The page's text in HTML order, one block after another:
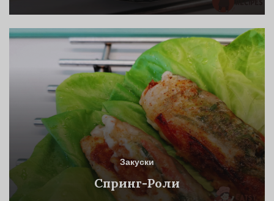
Закуски
Спринг-Роли